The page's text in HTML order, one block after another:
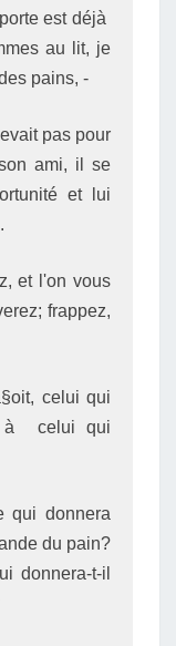
est déjà
au lit, je
pains, -
pas pour
ami, il se
et lui
et l'on vous
frappez,
celui qui
à celui qui
qui donnera
du pain?
donnera-t-il